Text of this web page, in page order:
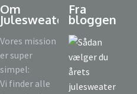
Om
Julesweater.com
Vores mission
er super
simpel:
Vi finder alle
Fra
bloggen